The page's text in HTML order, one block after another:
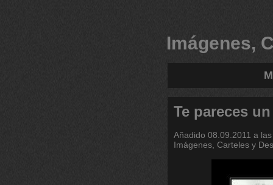
Imágenes,
Te pareces
Añadido 08.09.2011 a
Imágenes, Carteles y